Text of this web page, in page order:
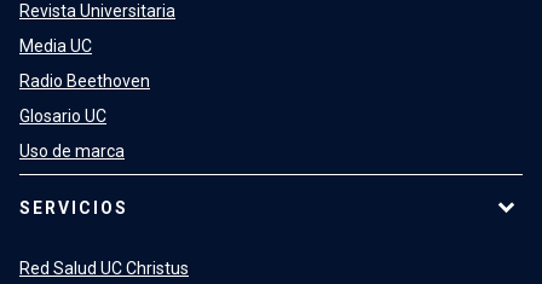
Revista Universitaria
Media UC
Radio Beethoven
Glosario UC
Uso de marca
SERVICIOS
Red Salud UC Christus